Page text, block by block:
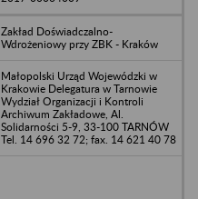
Zakład Doświadczalno-
Wdrożeniowy przy ZBK - Kraków
Małopolski Urząd Wojewódzki w
Krakowie Delegatura w Tarnowie
Wydział Organizacji i Kontroli
Archiwum Zakładowe, Al.
Solidarności 5-9, 33-100 TARNÓW
Tel. 14 696 32 72; fax. 14 621 40 78